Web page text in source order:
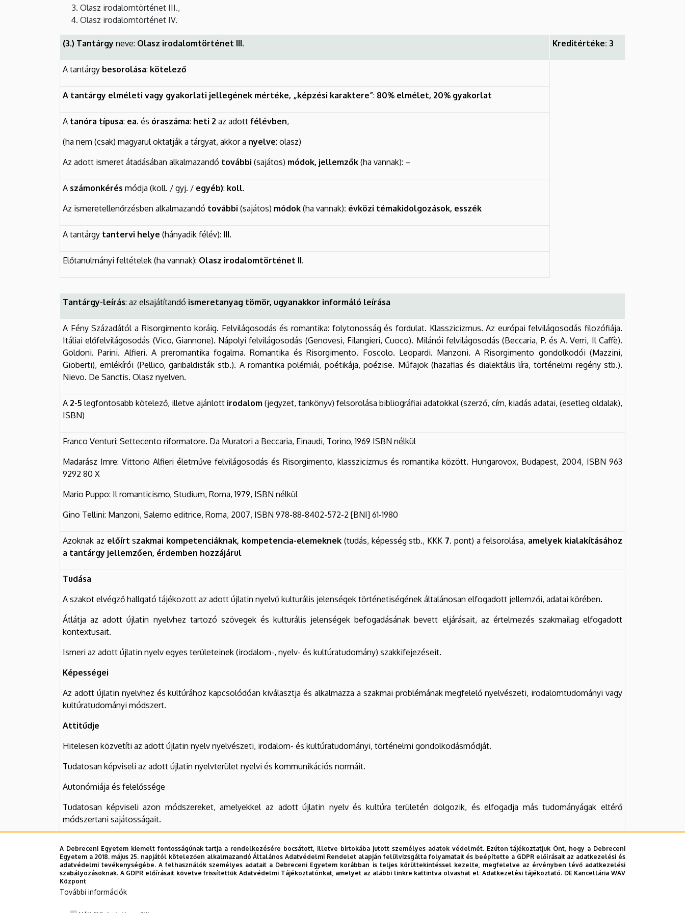
Olasz irodalomtörténet III.,
Olasz irodalomtörténet IV.
(3.) Tantárgy neve: Olasz irodalomtörténet III. Kreditértéke: 3
A tantárgy besorolása: kötelező
A tantárgy elméleti vagy gyakorlati jellegének mértéke, „képzési karaktere”: 80% elmélet, 20% gyakorlat
A tanóra típusa: ea. és óraszáma: heti 2 az adott félévben,
(ha nem (csak) magyarul oktatják a tárgyat, akkor a nyelve: olasz)
Az adott ismeret átadásában alkalmazandó további (sajátos) módok, jellemzők (ha vannak): –
A számonkérés módja (koll. / gyj. / egyéb): koll.
Az ismeretellenőrzésben alkalmazandó további (sajátos) módok (ha vannak): évközi témakidolgozások, esszék
A tantárgy tantervi helye (hányadik félév): III.
Előtanulmányi feltételek (ha vannak): Olasz irodalomtörténet II.
Tantárgy-leírás: az elsajátítandó ismeretanyag tömör, ugyanakkor informáló leírása
A Fény Századától a Risorgimento koráig. Felvilágosodás és romantika: folytonosság és fordulat. Klasszicizmus. Az európai felvilágosodás filozófiája.
Itáliai előfelvilágosodás (Vico, Giannone). Nápolyi felvilágosodás (Genovesi, Filangieri, Cuoco). Milánói felvilágosodás (Beccaria, P. és A. Verri, Il Caffè).
Goldoni. Parini. Alfieri. A preromantika fogalma. Romantika és Risorgimento. Foscolo. Leopardi. Manzoni. A Risorgimento gondolkodói (Mazzini,
Gioberti), emlékírói (Pellico, garibaldisták stb.). A romantika polémiái, poétikája, poézise. Műfajok (hazafias és dialektális líra, történelmi regény stb.).
Nievo. De Sanctis. Olasz nyelven.
A 2-5 legfontosabb kötelező, illetve ajánlottirodalom (jegyzet, tankönyv) felsorolása bibliográfiai adatokkal (szerző, cím, kiadás adatai, (esetleg oldalak),
ISBN)
Franco Venturi: Settecento riformatore. Da Muratori a Beccaria, Einaudi, Torino, 1969 ISBN nélkül
Madarász Imre: Vittorio Alfieri életműve felvilágosodás és Risorgimento, klasszicizmus és romantika között. Hungarovox, Budapest, 2004, ISBN 963
9292 80 X
Mario Puppo: Il romanticismo, Studium, Roma, 1979, ISBN nélkül
Gino Tellini: Manzoni, Salerno editrice, Roma, 2007, ISBN 978-88-8402-572-2 [BNI] 61-1980
Azoknak az előírt szakmai kompetenciáknak, kompetencia-elemeknek (tudás, képesség stb., KKK 7. pont) a felsorolása, amelyek kialakításához
a tantárgy jellemzően, érdemben hozzájárul
Tudása
A szakot elvégző hallgató tájékozott az adott újlatin nyelvű kulturális jelenségek történetiségének általánosan elfogadott jellemzői, adatai körében.
Átlátja az adott újlatin nyelvhez tartozó szövegek és kulturális jelenségek befogadásának bevett eljárásait, az értelmezés szakmailag elfogadott
kontextusait.
Ismeri az adott újlatin nyelv egyes területeinek (irodalom-, nyelv- és kultúratudomány) szakkifejezéseit.
Képességei
Az adott újlatin nyelvhez és kultúrához kapcsolódóan kiválasztja és alkalmazza a szakmai problémának megfelelő nyelvészeti, irodalomtudományi vagy
kultúratudományi módszert.
Attitűdje
Hitelesen közvetíti az adott újlatin nyelv nyelvészeti, irodalom- és kultúratudományi, történelmi gondolkodásmódját.
Tudatosan képviseli az adott újlatin nyelvterület nyelvi és kommunikációs normáit.
Autonómiája és felelőssége
Tudatosan képviseli azon módszereket, amelyekkel az adott újlatin nyelv és kultúra területén dolgozik, és elfogadja más tudományágak eltérő
módszertani sajátosságait.
Nyitott az adott újlatin nyelv kulturális hátterére.
A Debreceni Egyetem kiemelt fontosságúnak tartja a rendelkezésére bocsátott, illetve birtokába jutott személyes adatok védelmét. Ezúton tájékoztatjuk Önt, hogy a Debreceni
Egyetem a 2018. május 25. napjától kötelezően alkalmazandó Általános Adatvédelmi Rendelet alapján felülvizsgálta folyamatait és beépítette a GDPR előírásait az adatkezelési és
adatvédelmi tevékenységébe. A felhasználók személyes adatait a Debreceni Egyetem korábban is teljes körültekintéssel kezelte, megfelelve az érvényben lévő adatkezelési
szabályozásoknak. A GDPR előírásait követve frissítettük Adatvédelmi Tájékoztatónkat, amelyet az alábbi linkre kattintva olvashat el:Adatkezelési tájékoztató. DE Kancellária WAV
Központ
További információk